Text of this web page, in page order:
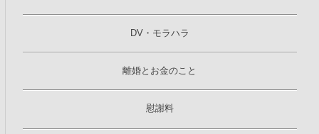
DV・モラハラ
離婚とお金のこと
慰謝料